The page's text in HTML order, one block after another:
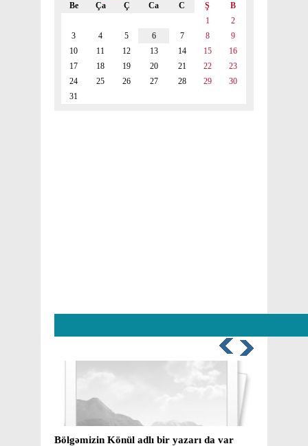
Be Ça Ç Ca C Ş
B
1
2
3
4 5 6 7 8
9
10
11 12 13 14 15
16
17
18 19 20 21 22
23
24
25 26 27 28 29
30
31
Bölgəmizin Könül adlı bir yazarı da var